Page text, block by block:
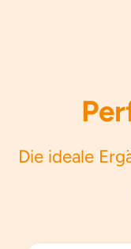
Die ideale